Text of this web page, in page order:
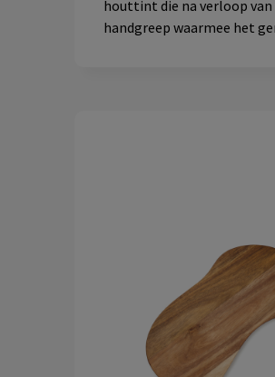
houttint die na verloop
handgreep waarmee het